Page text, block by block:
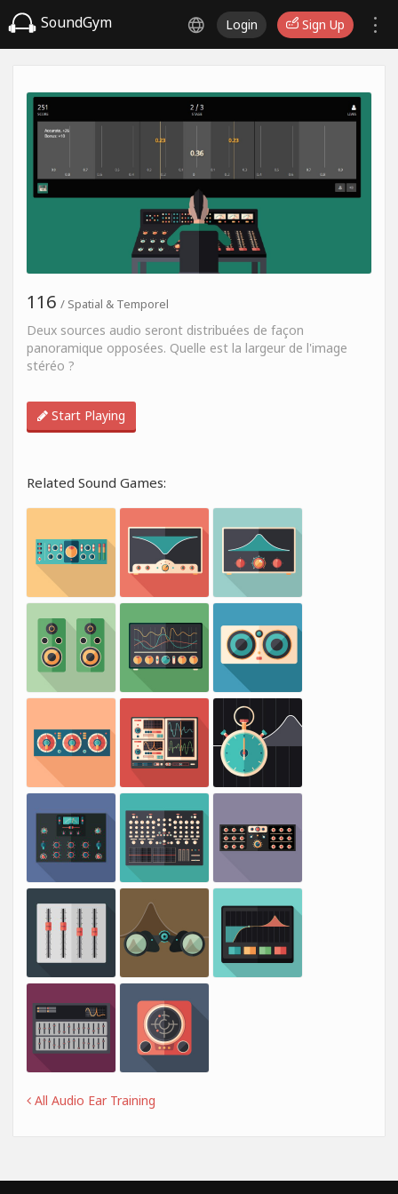
SoundGym Login Sign Up
116 / Spatial & Temporel
Deux sources audio seront distribuées de façon
panoramique opposées. Quelle est la largeur de l'image
stéréo ?
Start Playing
Related Sound Games:
All Audio Ear Training